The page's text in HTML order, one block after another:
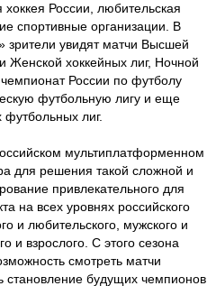
России, любительская
спортивные организации. В
зрители увидят матчи Высшей
Женской хоккейных лиг, Ночной
России по футболу
футбольную лигу и еще
лиг.
мультиплатформенном
для решения такой сложной и
привлекательного для
на всех уровнях российского
и любительского, мужского и
и взрослого. С этого сезона
смотреть матчи
становление будущих чемпионов